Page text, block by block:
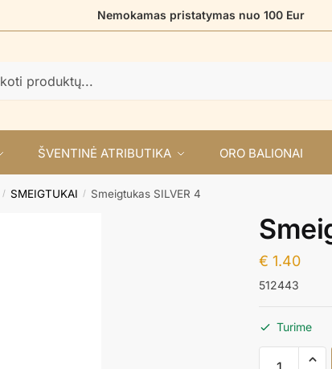
Nemokamas pristatymas nuo 100 Eur
ŠVENTINĖ ATRIBUTIKA ORO BALIONAI
/ SMEIGTUKAI / Smeigtukas SILVER 4
€ 1.40
512443
Turime
produkto